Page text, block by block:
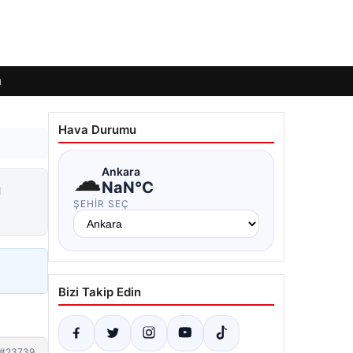
Hava Durumu
☁Ankara
NaN°C
ŞEHIR SEÇ
Bizi Takip Edin